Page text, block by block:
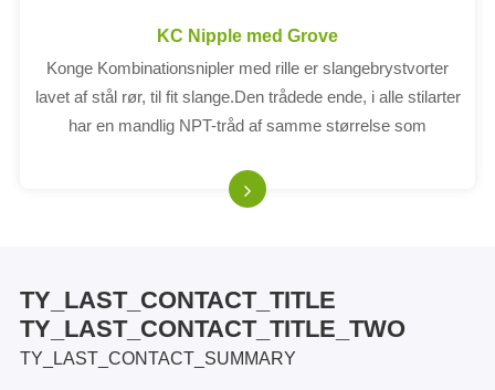
KC Nipple med Grove
Konge Kombinationsnipler med rille er slangebrystvorter
lavet af stål rør, til fit slange.Den trådede ende, i alle stilarter
har en mandlig NPT-tråd af samme størrelse som
en 4-id-slange.
TY_LAST_CONTACT_TITLE
TY_LAST_CONTACT_TITLE_TWO
TY_LAST_CONTACT_SUMMARY